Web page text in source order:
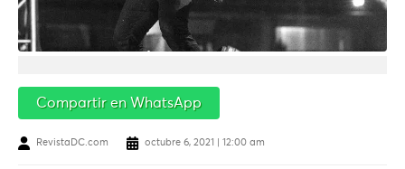
Compartir en WhatsApp
RevistaDC.com octubre 6, 2021 | 12:00 am